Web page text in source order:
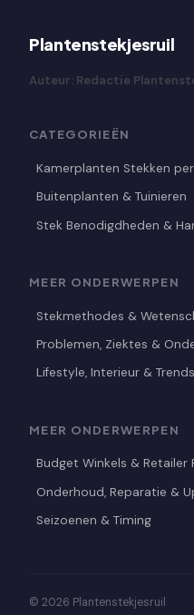
Plantenstekjesruil
Auteur: Redactie
CATEGORIEËN
Kamerplanten Stekken
Buitenplanten & Tuinieren
Stek Benodigdheden &
MEER ONDERWERPEN
Stekmethodes &
Problemen, Ziektes &
Lifestyle, Interieur & Trends
MEER ONDERWERPEN
Budget Winkels & Retailer
Onderhoud, Reparatie &
Seizoenen & Timing
© 2026 Plantenstekjesruil